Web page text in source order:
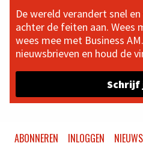
De wereld verandert snel
achter de feiten aan. Wees
wees mee met Business
nieuwsbrieven en houd de
Schrijf
ABONNEREN INLOGGEN